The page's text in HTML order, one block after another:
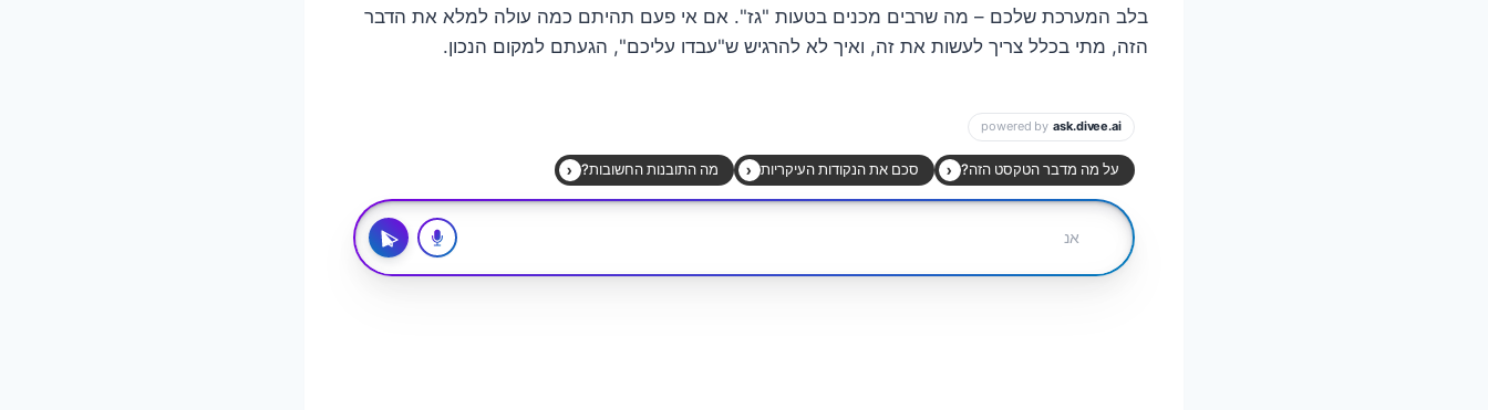
בלב המערכת שלכם – מה שרבים מכנים בטעות "גז". אם אי פעם תהיתם כמה עולה למלא את הדבר
הזה, מתי בכלל צריך לעשות את זה, ואיך לא להרגיש ש"עבדו עליכם", הגעתם למקום הנכון.